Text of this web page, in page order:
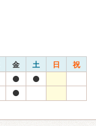
金 土 日 祝